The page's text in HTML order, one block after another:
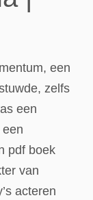
een
zelfs
een
pdf boek
van
acteren